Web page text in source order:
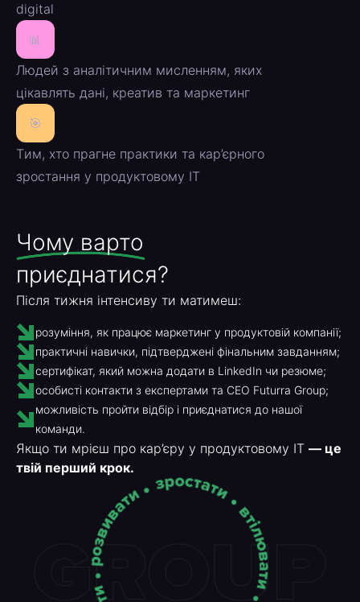
digital
📊
Людей з аналітичним мисленням, яких
цікавлять дані, креатив та маркетинг
🎯
Tим, хто прагне практики та кар’єрного
зростання у продуктовому ІТ
Чому варто
приєднатися?
Після тижня інтенсиву ти матимеш:
розуміння, як працює маркетинг у продуктовій компанії;
практичні навички, підтверджені фінальним завданням;
сертифікат, який можна додати в LinkedIn чи резюме;
особисті контакти з експертами та CEO Futurra Group;
можливість пройти відбір і приєднатися до нашої
команди.
Якщо ти мрієш про кар’єру у продуктовому ІТ — це
твій перший крок.